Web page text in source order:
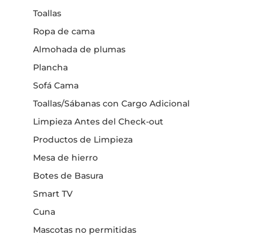
Toallas
Ropa de cama
Almohada de plumas
Plancha
Sofá Cama
Toallas/Sábanas con Cargo Adicional
Limpieza Antes del Check-out
Productos de Limpieza
Mesa de hierro
Botes de Basura
Smart TV
Cuna
Mascotas no permitidas